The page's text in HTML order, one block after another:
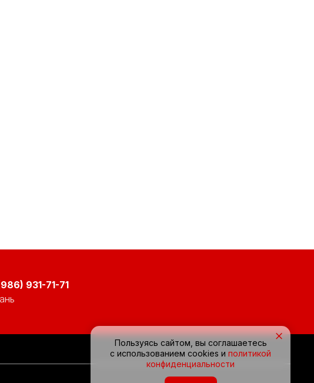
931-71-71
×
Пользуясь сайтом, вы соглашаетесь
с использованием cookies и политикой
конфиденциальности